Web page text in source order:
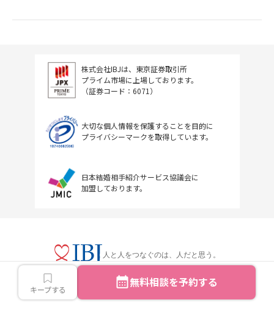
キープする 無料相談を予約する
株式会社IBJは、東京証券取引所
プライム市場に上場しております。
（証券コード：6071）
大切な個人情報を保護することを目的に
プライバシーマークを取得しています。
日本結婚相手紹介サービス協議会に
加盟しております。
人と人をつなぐのは、人だと思う。